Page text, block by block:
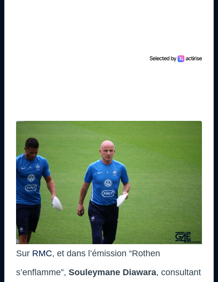
Sur RMC, et dans l’émission “Rothen
s’enflamme”, Souleymane Diawara, consultant